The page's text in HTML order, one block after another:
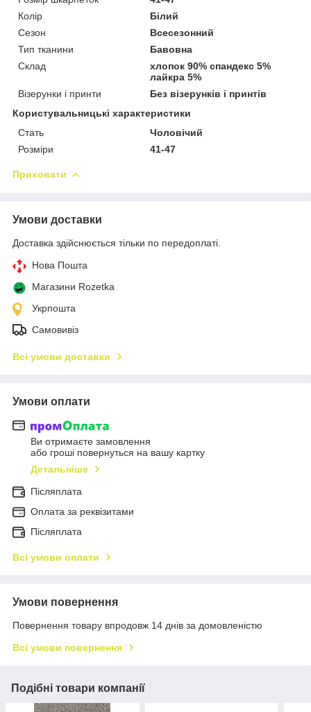
Колір
Білий
Сезон
Всесезонний
Тип тканини
Бавовна
Склад
хлопок 90% спандекс 5%
лайкра 5%
Візерунки і принти
Без візерунків і принтів
Користувальницькі характеристики
Стать
Чоловічий
Розміри
41-47
Приховати
Умови доставки
Доставка здійснюється тільки по передоплаті.
Нова Пошта
Магазини Rozetka
Укрпошта
Самовивіз
Всі умови доставки
Умови оплати
Ви отримаєте замовлення
або гроші повернуться на вашу картку
Детальніше
Післяплата
Оплата за реквізитами
Післяплата
Всі умови оплати
Умови повернення
Повернення товару впродовж 14 днів за домовленістю
Всі умови повернення
Подібні товари компанії